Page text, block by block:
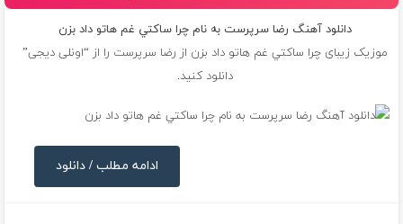
دانلود آهنگ رضا سرپرست به نام چرا ساكتي غم هاتو داد بزن
موزیک زیبای چرا ساكتي غم هاتو داد بزن از رضا سرپرست را از “اونلی دیجی”
دانلود کنید.
ادامه مطلب / دانلود